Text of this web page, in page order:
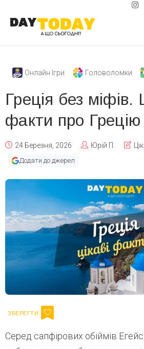
Онлайн Ігри Головоломки
Греція без міфів.
факти про Грецію
24 Березня, 2026 Юрій П.
Додати до джерел
Серед сапфірових обіймів